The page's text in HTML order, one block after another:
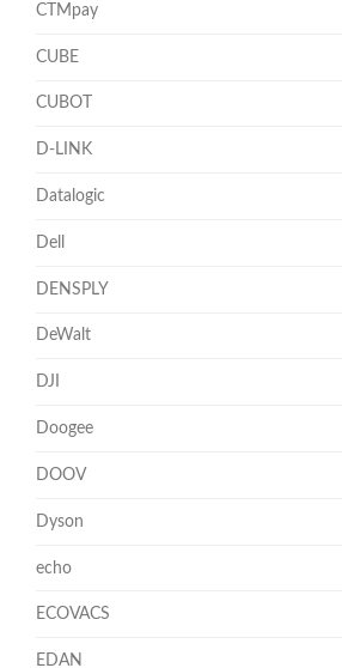
CTMpay
CUBE
CUBOT
D-LINK
Datalogic
Dell
DENSPLY
DeWalt
DJI
Doogee
DOOV
Dyson
echo
ECOVACS
EDAN